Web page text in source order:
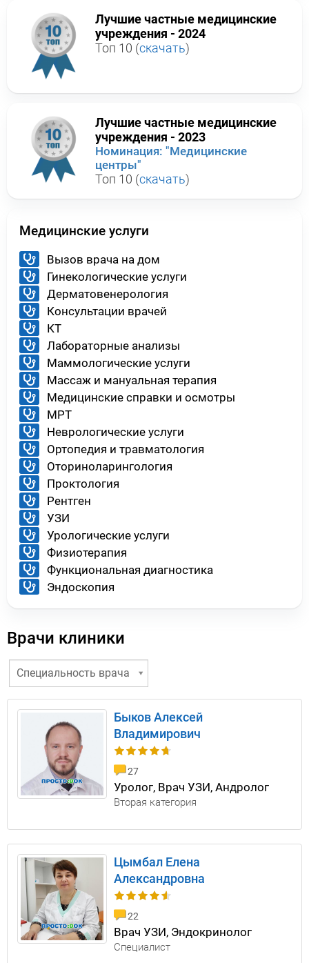
Лучшие частные медицинские
учреждения - 2024
Топ 10 (скачать)
Лучшие частные медицинские
учреждения - 2023
Номинация: "Медицинские
центры"
Топ 10 (скачать)
Медицинские услуги
Вызов врача на дом
Гинекологические услуги
Дерматовенерология
Консультации врачей
КТ
Лабораторные анализы
Маммологические услуги
Массаж и мануальная терапия
Медицинские справки и осмотры
МРТ
Неврологические услуги
Ортопедия и травматология
Оториноларингология
Проктология
Рентген
УЗИ
Урологические услуги
Физиотерапия
Функциональная диагностика
Эндоскопия
Врачи клиники
Специальность врача
Быков Алексей
Владимирович
27
Уролог, Врач УЗИ, Андролог
Вторая категория
Цымбал Елена
Александровна
22
Врач УЗИ, Эндокринолог
Специалист